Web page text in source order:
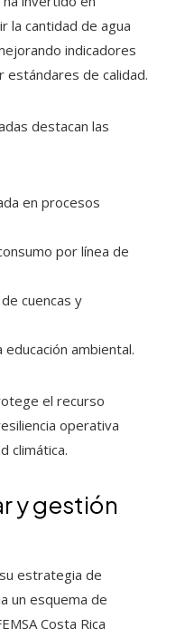
la cantidad de agua
indicadores
estándares de calidad.
destacan las
en procesos
por línea de
cuencas y
ambiental.
el recurso
operativa
climática.
y gestión
estrategia de
un esquema de
Costa Rica